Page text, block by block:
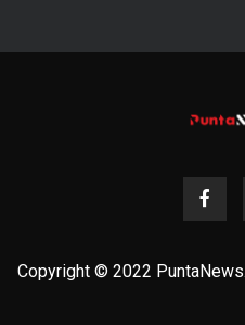
Copyright © 2022